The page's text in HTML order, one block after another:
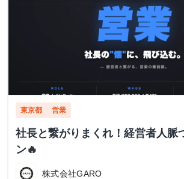
東京都 営業
社長と繋がりまくれ！経営者人脈
ン🔥
株式会社GARO